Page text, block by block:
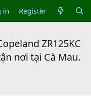
in Register
ZR125KC
nơi tại Cà Mau.